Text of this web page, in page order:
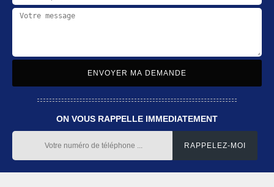
ON VOUS RAPPELLE IMMEDIATEMENT